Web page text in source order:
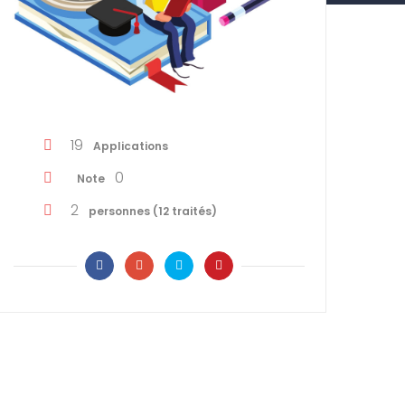
19 Applications
Note
0
2
personnes (12 traités)